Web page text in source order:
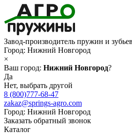
Завод-производитель пружин и
Город: Нижний Новгород
×
Ваш город: Нижний Новгород?
Да
Нет, выбрать другой
8 (800)777-68-47
zakaz@springs-agro.com
Город: Нижний Новгород
Заказать обратный звонок
Каталог